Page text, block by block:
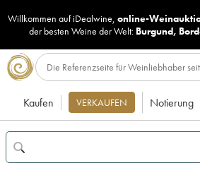
Willkommen auf iDealwine, online-
der besten Weine der Welt: Burgund,
Kaufen VERKAUFEN Notierung